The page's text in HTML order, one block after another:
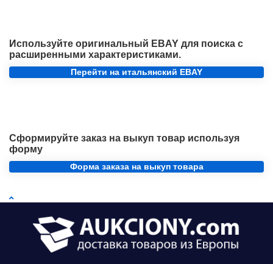
Используйте оригинальный EBAY для поиска с
расширенными характеристиками.
Перейти на итальянский EBAY
Сформируйте заказ на выкуп товар используя
форму
Форма заказа на выкуп товара